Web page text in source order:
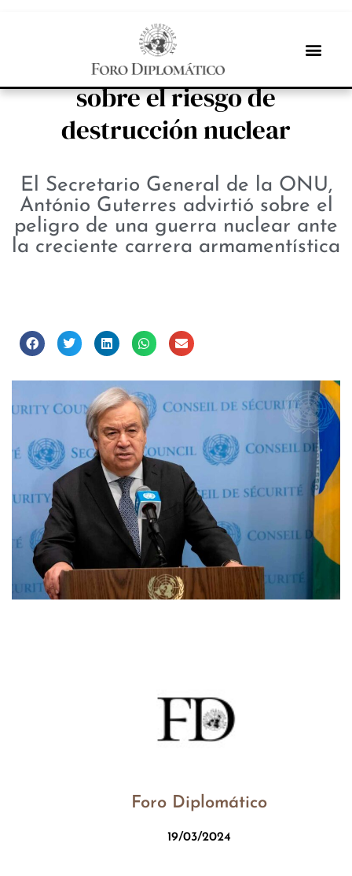
NOTICIAS
Guterres advierte en la ONU
sobre el riesgo de
destrucción nuclear
El Secretario General de la ONU,
António Guterres advirtió sobre el
peligro de una guerra nuclear ante
la creciente carrera armamentística
Foro Diplomático
19/03/2024